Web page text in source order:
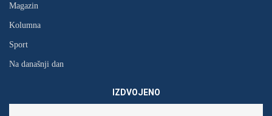
Magazin
Kolumna
Sport
Na današnji dan
IZDVOJENO